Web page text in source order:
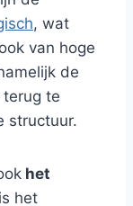
, wat
van hoge
de
te
structuur.
het
het